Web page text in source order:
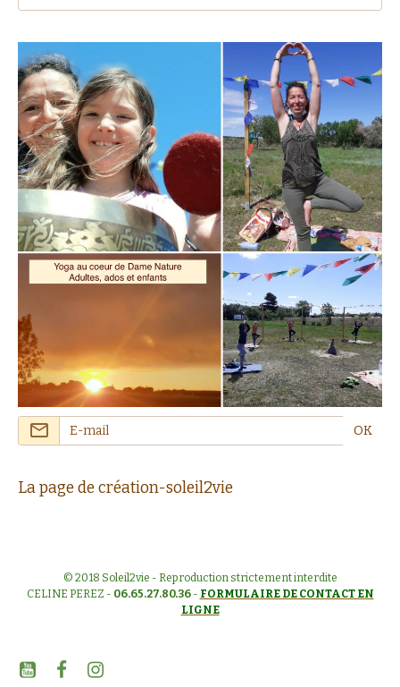
OK
La page de création-soleil2vie
© 2018 Soleil2vie - Reproduction strictement interdite
CELINE PEREZ - 06.65.27.80.36- FORMULAIRE DE CONTACT EN
LIGNE